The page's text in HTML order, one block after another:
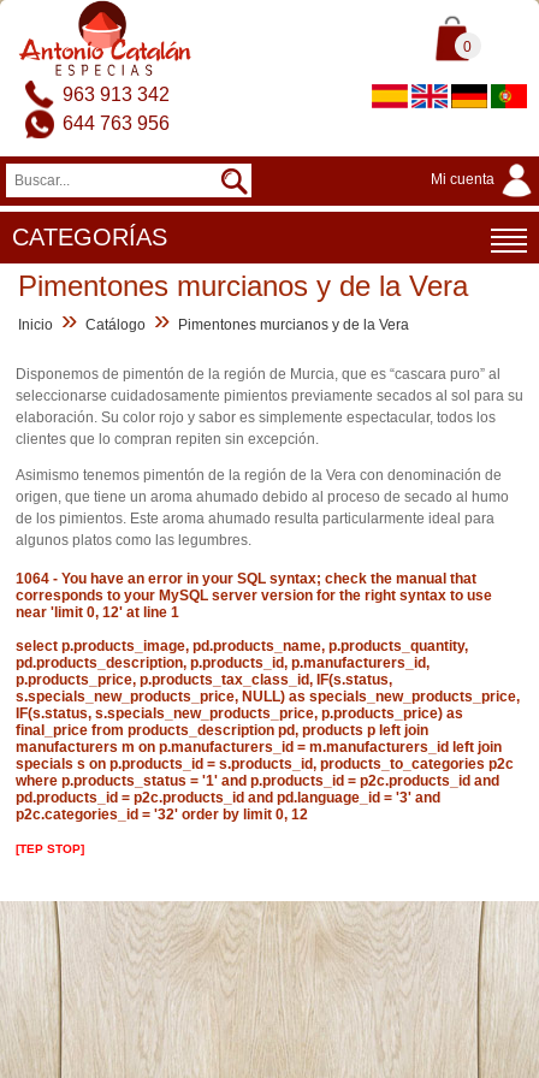
0
963 913 342
644 763 956
Mi cuenta
CATEGORÍAS
Pimentones murcianos y de la Vera
Inicio » Catálogo » Pimentones murcianos y de la Vera
Disponemos de pimentón de la región de Murcia, que es “cascara puro” al
seleccionarse cuidadosamente pimientos previamente secados al sol para su
elaboración. Su color rojo y sabor es simplemente espectacular, todos los
clientes que lo compran repiten sin excepción.
Asimismo tenemos pimentón de la región de la Vera con denominación de
origen, que tiene un aroma ahumado debido al proceso de secado al humo
de los pimientos. Este aroma ahumado resulta particularmente ideal para
algunos platos como las legumbres.
1064 - You have an error in your SQL syntax; check the manual that
corresponds to your MySQL server version for the right syntax to use
near 'limit 0, 12' at line 1
select p.products_image, pd.products_name, p.products_quantity,
pd.products_description, p.products_id, p.manufacturers_id,
p.products_price, p.products_tax_class_id, IF(s.status,
s.specials_new_products_price, NULL) as specials_new_products_price,
IF(s.status, s.specials_new_products_price, p.products_price) as
final_price from products_description pd, products p left join
manufacturers m on p.manufacturers_id = m.manufacturers_id left join
specials s on p.products_id = s.products_id, products_to_categories p2c
where p.products_status = '1' and p.products_id = p2c.products_id and
pd.products_id = p2c.products_id and pd.language_id = '3' and
p2c.categories_id = '32' order by limit 0, 12
[TEP STOP]